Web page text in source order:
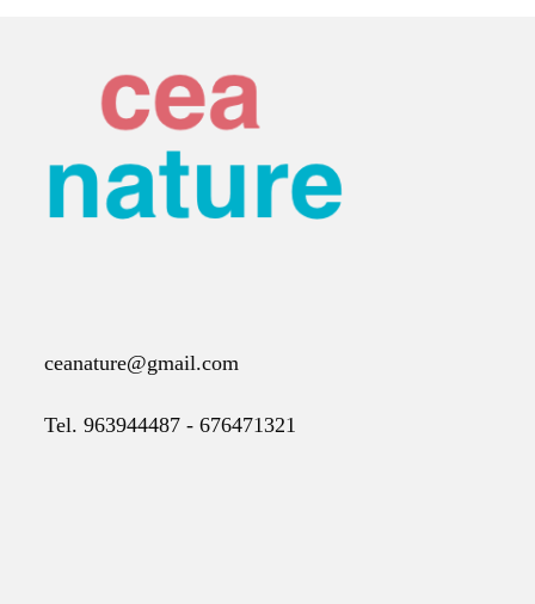
ceanature@gmail.com
Tel. 963944487 - 676471321